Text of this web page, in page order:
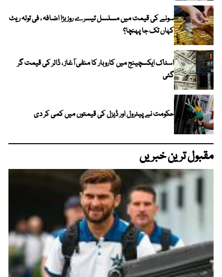
سونے کی قیمت میں مسلسل تیسرے روز بڑا اضافہ ، فی تولہ ریٹ
کہاں تک جا پہنچا؟
اسٹاک ایکسچینج میں کاروبار کا منفی آغاز ، ڈالر کی قیمت گر
گئی
حکومت نے پیٹرول اور ڈیزل کی قیمتوں میں کمی کر دی
مقبول ترین خبریں